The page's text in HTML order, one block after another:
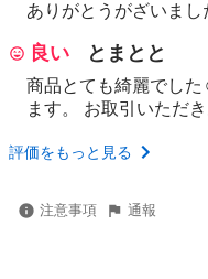
ありがとうがざいまし
良い とまとと
商品とても綺麗でし
ます。 お取引いただ
評価をもっと見る
注意事項 通報